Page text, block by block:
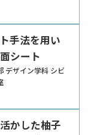
手法を用い
シート
デザイン学科 シビ
かした柚子